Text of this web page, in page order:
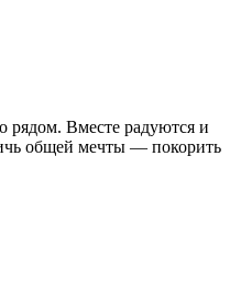
рядом. Вместе радуются и
общей мечты — покорить